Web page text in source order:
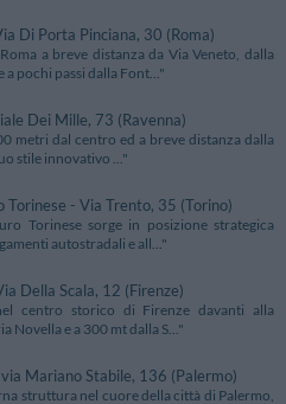
Di Porta Pinciana, 30 (Roma)
a breve distanza da Via Veneto, dalla
a pochi passi dalla Font..."
Dei Mille, 73 (Ravenna)
metri dal centro ed a breve distanza dalla
stile innovativo ..."
Torinese - Via Trento, 35 (Torino)
Torinese sorge in posizione strategica
autostradali e all..."
Della Scala, 12 (Firenze)
centro storico di Firenze davanti alla
Novella e a 300 mt dalla S..."
Mariano Stabile, 136 (Palermo)
struttura nel cuore della città di Palermo,